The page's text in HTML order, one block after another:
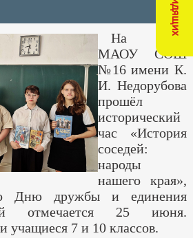
На базе
МАОУ СОШ
№16 имени К.
И. Недорубова
прошёл
исторический
час «История
соседей:
народы
нашего края»,
Дню дружбы и единения
отмечается 25 июня.
учащиеся 7 и 10 классов.